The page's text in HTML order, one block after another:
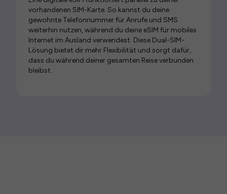
vorhandenen SIM-Karte. So kannst du deine
gewohnte Telefonnummer für Anrufe und SMS
weiterhin nutzen, während du deine eSIM für mobiles
Internet im Ausland verwendest. Diese Dual-SIM-
Lösung bietet dir mehr Flexibilität und sorgt dafür,
dass du während deiner gesamten Reise verbunden
bleibst.